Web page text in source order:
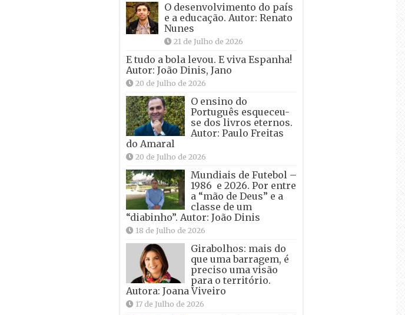
O desenvolvimento do país
e a educação. Autor: Renato
Nunes
21 de Julho de 2026
E tudo a bola levou. E viva Espanha!
Autor: João Dinis, Jano
20 de Julho de 2026
O ensino do
Português esqueceu-
se dos livros eternos.
Autor: Paulo Freitas
do Amaral
20 de Julho de 2026
Mundiais de Futebol –
1986 e 2026. Por entre
a “mão de Deus” e a
classe de um
“diabinho”. Autor: João Dinis
18 de Julho de 2026
Girabolhos: mais do
que uma barragem, é
preciso uma visão
para o território.
Autora: Joana Viveiro
17 de Julho de 2026